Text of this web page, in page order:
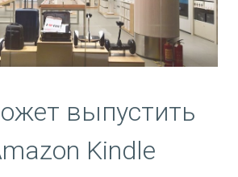
выпустить
Kindle